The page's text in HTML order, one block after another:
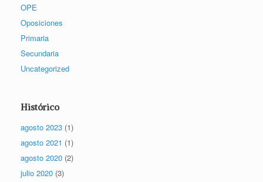
OPE
Oposiciones
Primaria
Secundaria
Uncategorized
Histórico
agosto 2023 (1)
agosto 2021 (1)
agosto 2020 (2)
julio 2020 (3)